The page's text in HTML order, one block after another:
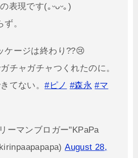
表現です(｡ᵕᴗᵕ｡)
。
ケージは終わり??😢
チャガチャつくれたのに。
てない。#ピノ #森永 #マ
ーマンブロガー"KPaPa
August 28,